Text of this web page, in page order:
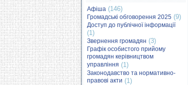
Афіша (146)
Громадські обговорення 2025 (9)
Доступ до публічної інформації
(1)
Звернення громадян (3)
Графік особистого прийому
громадян керівництвом
управління (1)
Законодавство та нормативно-
правові акти (1)